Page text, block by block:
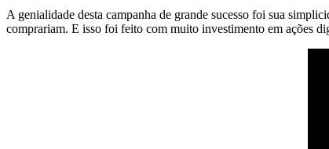
A genialidade desta campanha de grande sucesso foi sua
comprariam. E isso foi feito com muito investimento em ações